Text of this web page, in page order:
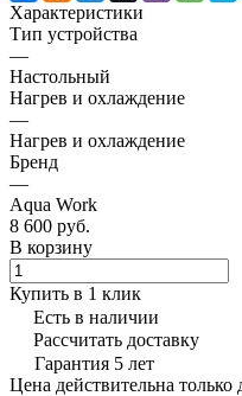
Характеристики
Тип устройства
—
Настольный
Нагрев и охлаждение
—
Нагрев и охлаждение
Бренд
—
Aqua Work
8 600 руб.
В корзину
Купить в 1 клик
Есть в наличии
Рассчитать доставку
Гарантия 5 лет
Цена действительна